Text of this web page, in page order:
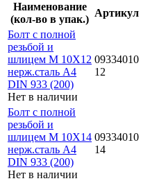
Наименование
(кол-во в упак.)
Артикул
Болт с полной
резьбой и
шлицем M 10Х12
нерж.сталь A4
DIN 933 (200)
Нет в наличии
09334010
12
Болт с полной
резьбой и
шлицем M 10Х14
нерж.сталь A4
DIN 933 (200)
Нет в наличии
09334010
14